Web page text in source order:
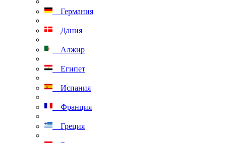
Германия
Дания
Алжир
Египет
Испания
Франция
Греция